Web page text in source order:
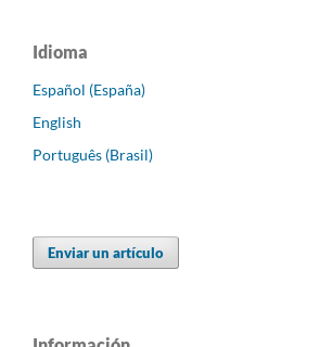
Idioma
Español (España)
English
Português (Brasil)
Enviar un artículo